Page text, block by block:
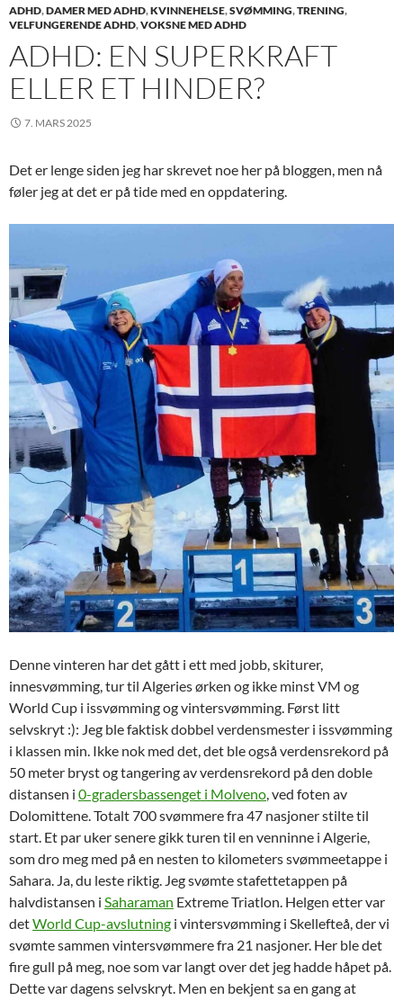
ADHD,DAMER MED ADHD,KVINNEHELSE,SVØMMING,TRENING,
VELFUNGERENDE ADHD,VOKSNE MED ADHD
ADHD: EN SUPERKRAFT
ELLER ET HINDER?
7. MARS 2025
Det er lenge siden jeg har skrevet noe her på bloggen, men nå
føler jeg at det er på tide med en oppdatering.
Denne vinteren har det gått i ett med jobb, skiturer,
innesvømming, tur til Algeries ørken og ikke minst VM og
World Cup i issvømming og vintersvømming. Først litt
selvskryt :): Jeg ble faktisk dobbel verdensmester i issvømming
i klassen min. Ikke nok med det, det ble også verdensrekord på
50 meter bryst og tangering av verdensrekord på den doble
distansen i 0-gradersbassenget i Molveno, ved foten av
Dolomittene. Totalt 700 svømmere fra 47 nasjoner stilte til
start. Et par uker senere gikk turen til en venninne i Algerie,
som dro meg med på en nesten to kilometers svømmeetappe i
Sahara. Ja, du leste riktig. Jeg svømte stafettetappen på
halvdistansen i Saharaman Extreme Triatlon. Helgen etter var
detWorld Cup-avslutning i vintersvømming i Skellefteå, der vi
svømte sammen vintersvømmere fra 21 nasjoner. Her ble det
fire gull på meg, noe som var langt over det jeg hadde håpet på.
Dette var dagens selvskryt. Men en bekjent sa en gang at